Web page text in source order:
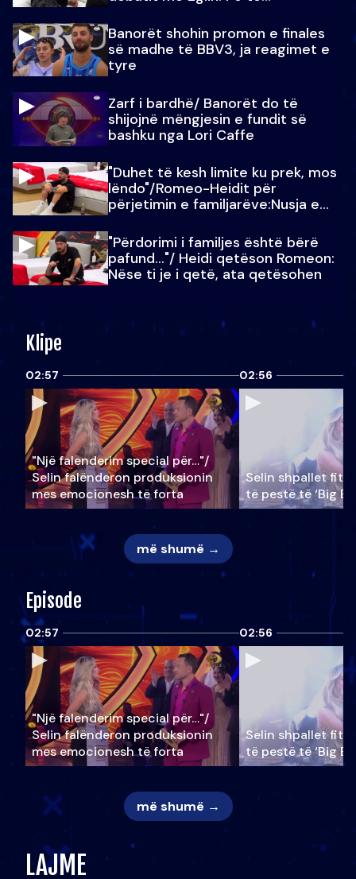
Banorët shohin promon e finales
së madhe të BBV3, ja reagimet e
tyre
Zarf i bardhë/ Banorët do të
shijojnë mëngjesin e fundit së
bashku nga Lori Caffe
"Duhet të kesh limite ku prek, mos
lëndo"/Romeo-Heidit për
përjetimin e familjarëve:Nusja e
"Përdorimi i familjes është bërë
pafund…"/ Heidi qetëson Romeon:
Nëse ti je i qetë, ata qetësohen
Klipe
02:57
"Një falenderim special për…"/
Selin falënderon produksionin
mes emocionesh të forta
02:56
Selin shpallet
të pestë të ‘Big
më shumë →
Episode
02:57
"Një falenderim special për…"/
Selin falënderon produksionin
mes emocionesh të forta
02:56
Selin shpallet
të pestë të ‘Big
më shumë →
LAJME